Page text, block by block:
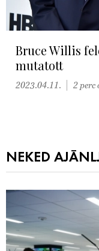
Bruce Willis
mutatott
2023.04.11. 2 perc
NEKED